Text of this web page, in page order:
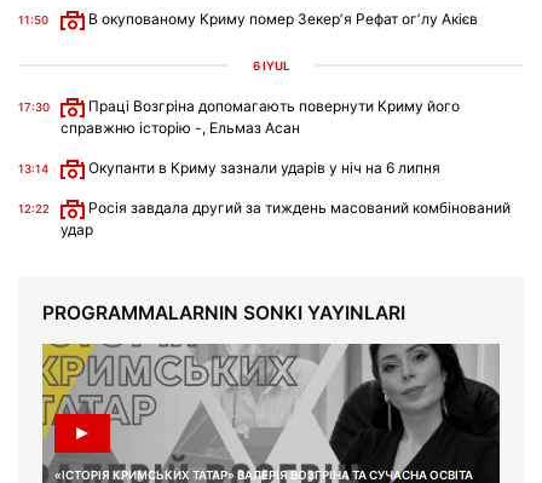
11:50 В окупованому Криму помер Зекерʼя Рефат огʼлу Акієв
6 IYÜL
17:30
Праці Возгріна допомагають повернути Криму його
справжню історію -, Ельмаз Асан
13:14 Окупанти в Криму зазнали ударів у ніч на 6 липня
12:22
Росія завдала другий за тиждень масований комбінований
удар
PROGRAMMALARNIN SONKI YAYINLARI
«ІСТОРІЯ КРИМСЬКИХ ТАТАР» ВАЛЕРІЯ ВОЗГРІНА ТА СУЧАСНА ОСВІТА